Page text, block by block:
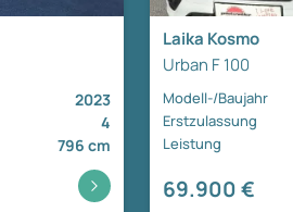
2023
4
796 cm
Laika Kosmo
Urban F 100
Modell-/Baujahr
Erstzulassung
Leistung
69.900 €